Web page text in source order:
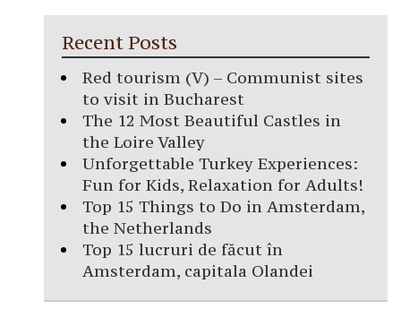
Recent Posts
Red tourism (V) – Communist sites
to visit in Bucharest
The 12 Most Beautiful Castles in
the Loire Valley
Unforgettable Turkey Experiences:
Fun for Kids, Relaxation for Adults!
Top 15 Things to Do in Amsterdam,
the Netherlands
Top 15 lucruri de făcut în
Amsterdam, capitala Olandei